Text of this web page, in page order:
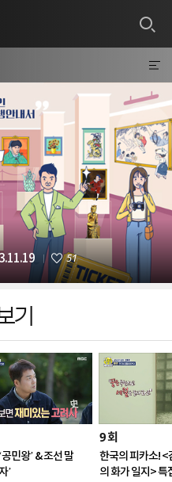
51
기
민왕’ & 조선 말
’
9회
한국의 피카소! <
의 화가 일지> 특